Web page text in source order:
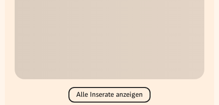
Alle Inserate anzeigen